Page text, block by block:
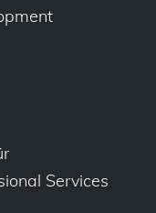
Services